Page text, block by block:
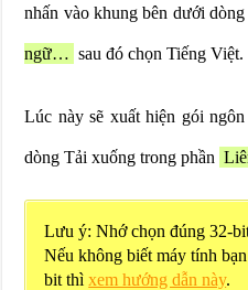
nhấn vào khung bên dưới dòng
ngữ… sau đó chọn Tiếng Việt.
Lúc này sẽ xuất hiện gói
dòng Tải xuống trong phần
Lưu ý: Nhớ chọn đúng 32-
Nếu không biết máy tính
bit thìxem hướng dẫn này.